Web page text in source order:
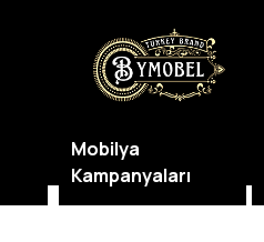
Mobilya
Kampanyaları